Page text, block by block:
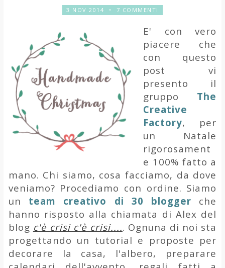
3 NOV 2014 • 7 COMMENTI
E' con vero
piacere che
con questo
post vi
presento il
gruppo The
Creative
Factory, per
un Natale
rigorosament
e 100% fatto a
mano. Chi siamo, cosa facciamo, da dove
veniamo? Procediamo con ordine. Siamo
un team creativo di 30 blogger che
hanno risposto alla chiamata di Alex del
blog c'è crisi c'è crisi..... Ognuna di noi sta
progettando un tutorial e proposte per
decorare la casa, l'albero, preparare